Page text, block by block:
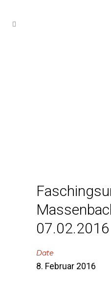
07.02.2016
Date
8. Februar 2016